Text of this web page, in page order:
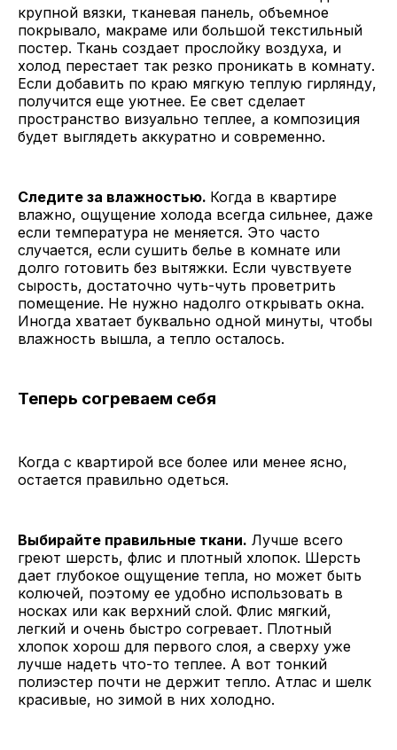
крупной вязки, тканевая панель, объемное
покрывало, макраме или большой текстильный
постер. Ткань создает прослойку воздуха, и
холод перестает так резко проникать в комнату.
Если добавить по краю мягкую теплую гирлянду,
получится еще уютнее. Ее свет сделает
пространство визуально теплее, а композиция
будет выглядеть аккуратно и современно.
Следите за влажностью. Когда в квартире
влажно, ощущение холода всегда сильнее, даже
если температура не меняется. Это часто
случается, если сушить белье в комнате или
долго готовить без вытяжки. Если чувствуете
сырость, достаточно чуть-чуть проветрить
помещение. Не нужно надолго открывать окна.
Иногда хватает буквально одной минуты, чтобы
влажность вышла, а тепло осталось.
Теперь согреваем себя
Когда с квартирой все более или менее ясно,
остается правильно одеться.
Выбирайте правильные ткани. Лучше всего
греют шерсть, флис и плотный хлопок. Шерсть
дает глубокое ощущение тепла, но может быть
колючей, поэтому ее удобно использовать в
носках или как верхний слой. Флис мягкий,
легкий и очень быстро согревает. Плотный
хлопок хорош для первого слоя, а сверху уже
лучше надеть что-то теплее. А вот тонкий
полиэстер почти не держит тепло. Атлас и шелк
красивые, но зимой в них холодно.